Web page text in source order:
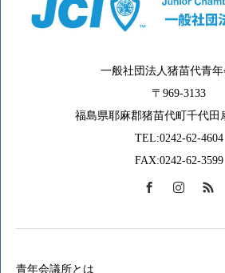
一般社団法人猪苗代青
〒969-3133
福島県耶麻郡猪苗代町千代田
TEL:0242-62-4604
FAX:0242-62-3599
青年会議所とは